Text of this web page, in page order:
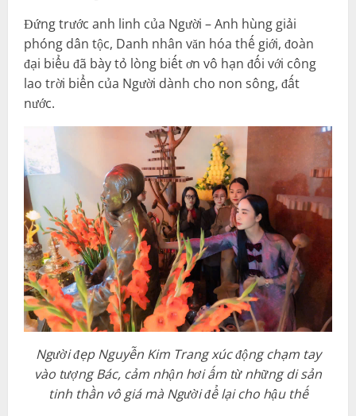
Đứng trước anh linh của Người – Anh hùng giải
phóng dân tộc, Danh nhân văn hóa thế giới, đoàn
đại biểu đã bày tỏ lòng biết ơn vô hạn đối với công
lao trời biển của Người dành cho non sông, đất
nước.
Người đẹp Nguyễn Kim Trang xúc động chạm tay
vào tượng Bác, cảm nhận hơi ấm từ những di sản
tinh thần vô giá mà Người để lại cho hậu thế